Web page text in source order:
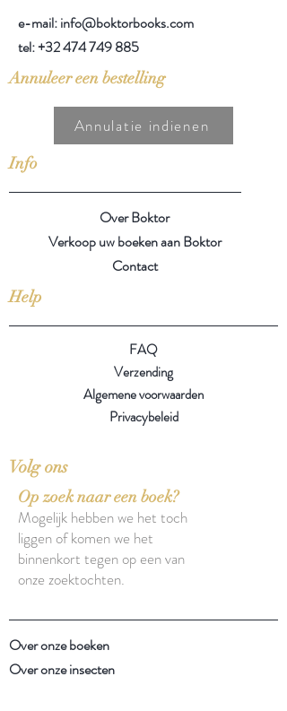
e-mail: info@boktorbooks.com
tel:+32 474 749 885
Annuleer een bestelling
Annulatie indienen
Info
Over Boktor
Verkoop uw boeken aan Boktor
Contact
Help
FAQ
Verzending
Algemene voorwaarden
Privacybeleid
Volg ons
Op zoek naar een boek?
Mogelijk hebben we het toch
liggen of komen we het
binnenkort tegen op een van
onze zoektochten.
Over onze boeken
Over onze insecten